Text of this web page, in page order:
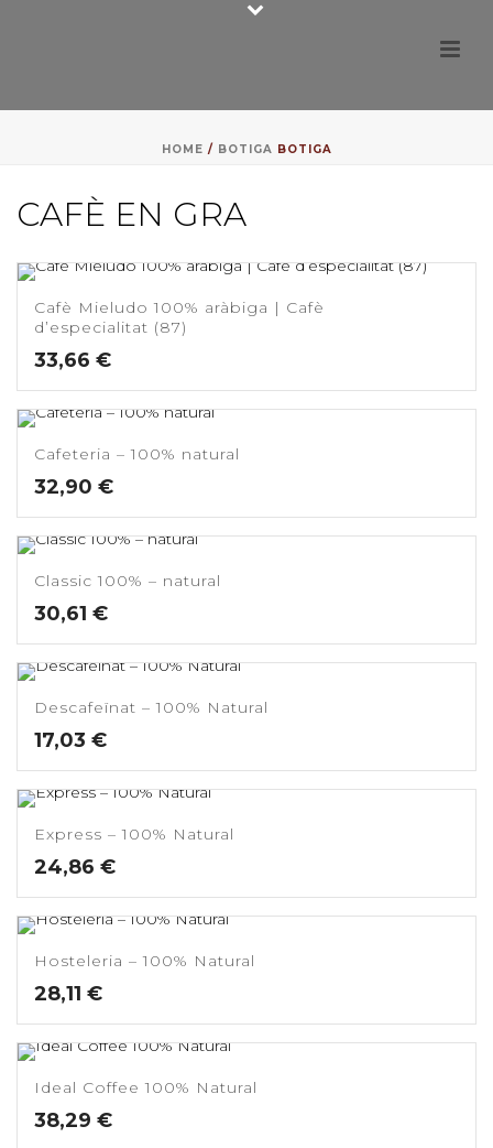
HOME / BOTIGA BOTIGA
CAFÈ EN GRA
Cafè Mieludo 100% aràbiga | Cafè
d’especialitat (87)
33,66 €
Cafeteria – 100% natural
32,90 €
Classic 100% – natural
30,61 €
Descafeïnat – 100% Natural
17,03 €
Express – 100% Natural
24,86 €
Hosteleria – 100% Natural
28,11 €
Ideal Coffee 100% Natural
38,29 €